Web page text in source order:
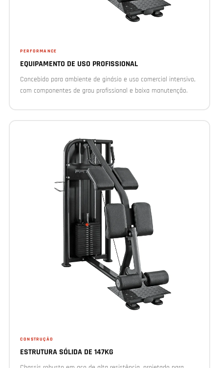
PERFORMANCE
EQUIPAMENTO DE USO PROFISSIONAL
Concebido para ambiente de ginásio e uso comercial intensivo,
com componentes de grau profissional e baixa manutenção.
CONSTRUÇÃO
ESTRUTURA SÓLIDA DE 147KG